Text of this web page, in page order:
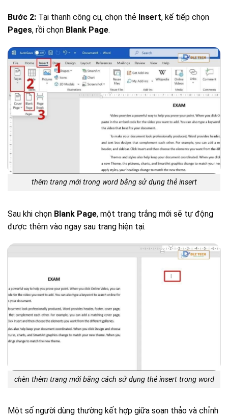
Bước 2: Tại thanh công cụ, chọn thẻ Insert, kế tiếp chọn
Pages, rồi chọn Blank Page.
thêm trang mới trong word bằng sử dụng thẻ insert
Sau khi chọn Blank Page, một trang trắng mới sẽ tự động
được thêm vào ngay sau trang hiện tại.
chèn thêm trang mới bằng cách sử dụng thẻ insert trong word
Một số người dùng thường kết hợp giữa soạn thảo và chỉnh